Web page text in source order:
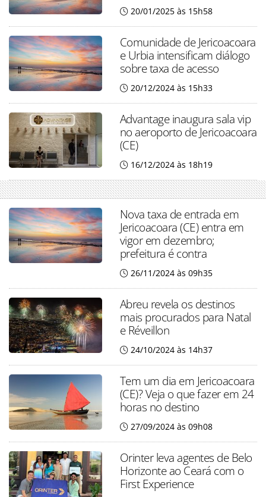
20/01/2025 às 15h58
Comunidade de Jericoacoara
e Urbia intensificam diálogo
sobre taxa de acesso
20/12/2024 às 15h33
Advantage inaugura sala vip
no aeroporto de Jericoacoara
(CE)
16/12/2024 às 18h19
Nova taxa de entrada em
Jericoacoara (CE) entra em
vigor em dezembro;
prefeitura é contra
26/11/2024 às 09h35
Abreu revela os destinos
mais procurados para Natal
e Réveillon
24/10/2024 às 14h37
Tem um dia em Jericoacoara
(CE)? Veja o que fazer em 24
horas no destino
27/09/2024 às 09h08
Orinter leva agentes de Belo
Horizonte ao Ceará com o
First Experience